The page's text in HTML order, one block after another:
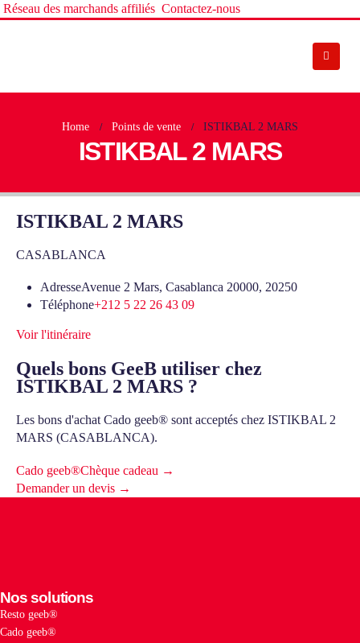
Réseau des marchands affiliés Contactez-nous
Home Points de vente ISTIKBAL 2 MARS
ISTIKBAL 2 MARS
ISTIKBAL 2 MARS
CASABLANCA
AdresseAvenue 2 Mars, Casablanca 20000, 20250
Téléphone+212 5 22 26 43 09
Voir l'itinéraire
Quels bons GeeB utiliser chez
ISTIKBAL 2 MARS ?
Les bons d'achat Cado geeb® sont acceptés chez ISTIKBAL 2
MARS (CASABLANCA).
Cado geeb®Chèque cadeau →
Demander un devis →
Nos solutions
Resto geeb®
Cado geeb®